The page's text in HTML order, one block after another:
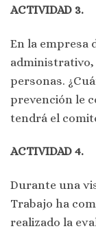
ACTIVIDAD 3.
En la empresa
administrativo,
personas.
prevención le
tendrá el
ACTIVIDAD 4.
Durante una
Trabajo ha
realizado la